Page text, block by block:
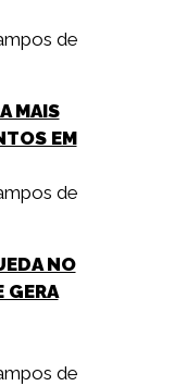
de
MAIS
EM
de
NO
GERA
de